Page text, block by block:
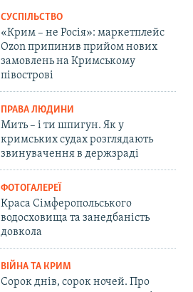
СУСПІЛЬСТВО
«Крим – не Росія»: маркетплейс
Ozon припинив прийом нових
замовлень на Кримському
півострові
ПРАВА ЛЮДИНИ
Мить – і ти шпигун. Як у
кримських судах розглядають
звинувачення в держзраді
ФОТОГАЛЕРЕЇ
Краса Сімферопольського
водосховища та занедбаність
довкола
ВІЙНА ТА КРИМ
Сорок днів, сорок ночей. Про